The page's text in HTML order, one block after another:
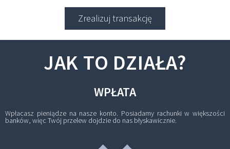
Zrealizuj transakcję
JAK TO DZIAŁA?
WPŁATA
Wpłacasz pieniądze na nasze konto. Posiadamy rachunki w większości
banków, więc Twój przelew dojdzie do nas błyskawicznie.